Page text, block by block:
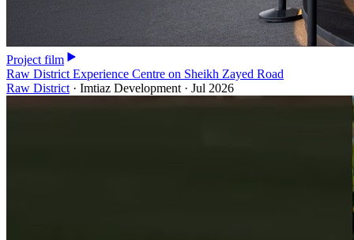
Project film
Raw District Experience Centre on Sheikh Zayed Road
Raw District · Imtiaz Development · Jul 2026